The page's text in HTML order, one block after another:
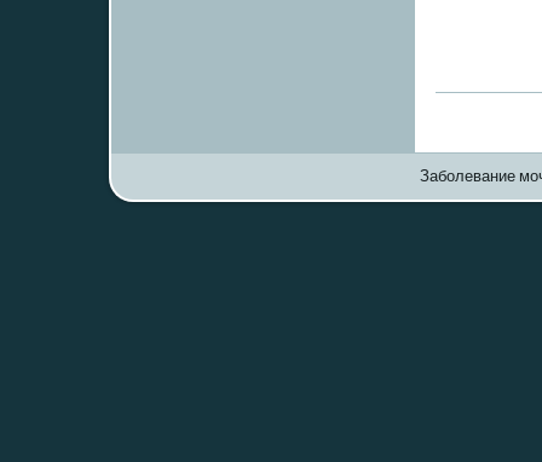
Заболевание